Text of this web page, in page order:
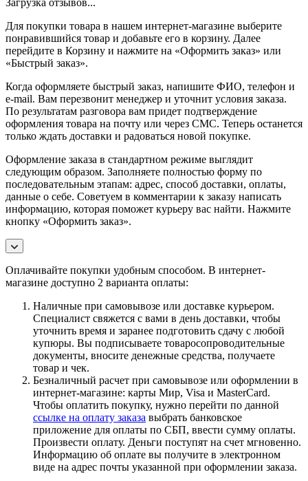
Для покупки товара в нашем интернет-магазине выберите
понравившийся товар и добавьте его в корзину. Далее
перейдите в Корзину и нажмите на «Оформить заказ» или
«Быстрый заказ».
Когда оформляете быстрый заказ, напишите ФИО, телефон и
e-mail. Вам перезвонит менеджер и уточнит условия заказа.
По результатам разговора вам придет подтверждение
оформления товара на почту или через СМС. Теперь останется
только ждать доставки и радоваться новой покупке.
Оформление заказа в стандартном режиме выглядит
следующим образом. Заполняете полностью форму по
последовательным этапам: адрес, способ доставки, оплаты,
данные о себе. Советуем в комментарии к заказу написать
информацию, которая поможет курьеру вас найти. Нажмите
кнопку «Оформить заказ».
Оплачивайте покупки удобным способом. В интернет-
магазине доступно 2 варианта оплаты:
Наличные при самовывозе или доставке курьером.
Специалист свяжется с вами в день доставки, чтобы
уточнить время и заранее подготовить сдачу с любой
купюры. Вы подписываете товаросопроводительные
документы, вносите денежные средства, получаете
товар и чек.
Безналичный расчет при самовывозе или оформлении в
интернет-магазине: карты Мир, Visa и MasterCard.
Чтобы оплатить покупку, нужно перейти по данной
ссылке на оплату заказа выбрать банковское
приложение для оплаты по СБП, ввести сумму оплаты.
Произвести оплату. Деньги поступят на счет мгновенно.
Информацию об оплате вы получите в электронном
виде на адрес почты указанной при оформлении заказа.